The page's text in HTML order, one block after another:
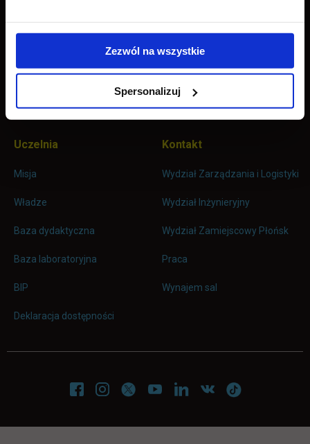
Zezwól na wszystkie
Spersonalizuj
Podyplomowe Stypendia
Uczelnia
Misja
Władze
Baza dydaktyczna
Baza laboratoryjna
BIP
Deklaracja dostępności
Kontakt
Wydział Zarządzania i Logistyki
Wydział Inżynieryjny
Wydział Zamiejscowy Płońsk
Praca
Wynajem sal